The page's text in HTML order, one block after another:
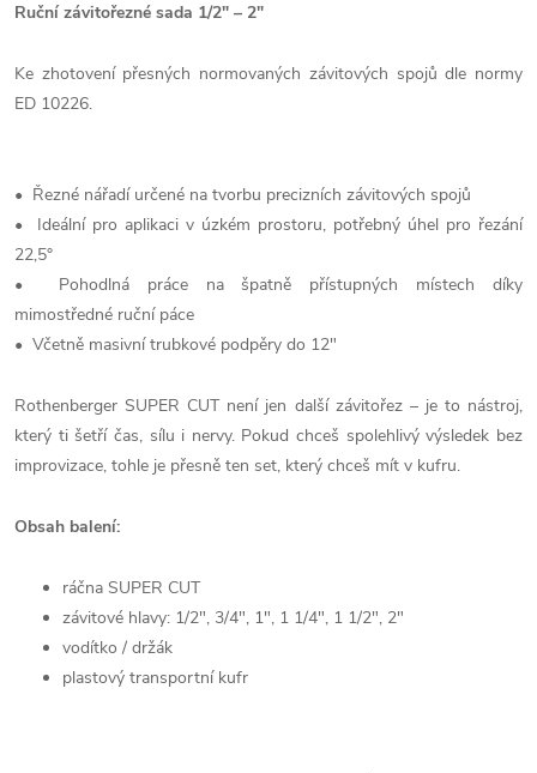
Ruční závitořezné sada 1/2" – 2"
Ke zhotovení přesných normovaných závitových spojů dle normy
ED 10226.
• Řezné nářadí určené na tvorbu precizních závitových spojů
• Ideální pro aplikaci v úzkém prostoru, potřebný úhel pro řezání
22,5°
• Pohodlná práce na špatně přístupných místech díky
mimostředné ruční páce
• Včetně masivní trubkové podpěry do 12"
Rothenberger SUPER CUT není jen další závitořez – je to nástroj,
který ti šetří čas, sílu i nervy. Pokud chceš spolehlivý výsledek bez
improvizace, tohle je přesně ten set, který chceš mít v kufru.
Obsah balení:
ráčna SUPER CUT
závitové hlavy: 1/2", 3/4", 1", 1 1/4", 1 1/2", 2"
vodítko / držák
plastový transportní kufr